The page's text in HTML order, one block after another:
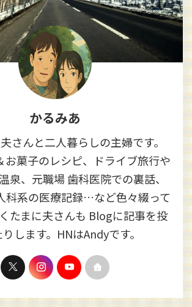
かるみあ
さんと二人暮らしの主婦です。
お菓子のレシピ、ドライブ旅行や
泉、元職場 歯科医院での裏話、
科系の医療記録…など色々綴って
たまに夫さんも Blogに記事を投
します。HNはAndyです。